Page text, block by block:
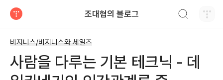
조대협의 블로그
비지니스/비지니스와 세일즈
사람을 다루는 기본 테크닉 - 데